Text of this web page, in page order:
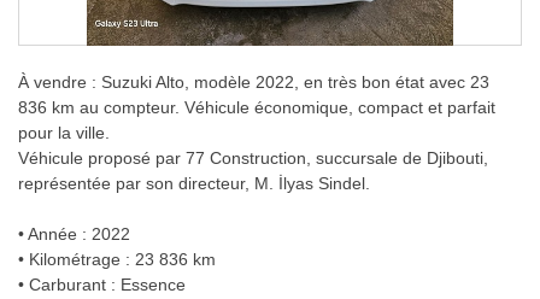
À vendre : Suzuki Alto, modèle 2022, en très bon état avec 23
836 km au compteur. Véhicule économique, compact et parfait
pour la ville.
Véhicule proposé par 77 Construction, succursale de Djibouti,
représentée par son directeur, M. İlyas Sindel.
• Année : 2022
• Kilométrage : 23 836 km
• Carburant : Essence